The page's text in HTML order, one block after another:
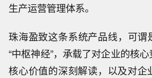
生产运营管理体系。
珠海盈致这条系统产品线，可谓
“中枢神经”，承载了对企业的核
核心价值的深刻解读，以及对企